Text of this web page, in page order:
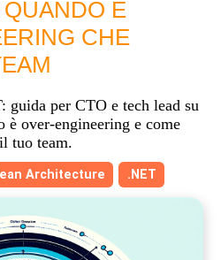
È
CHE
guida per CTO e tech lead su
è over-engineering e come
tuo team.
Architecture .NET